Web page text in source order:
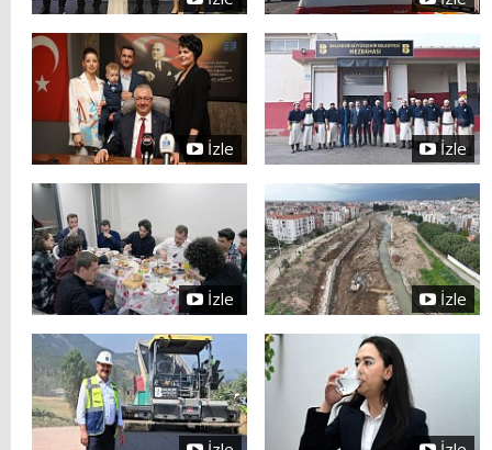
İzle İzle
İzle İzle